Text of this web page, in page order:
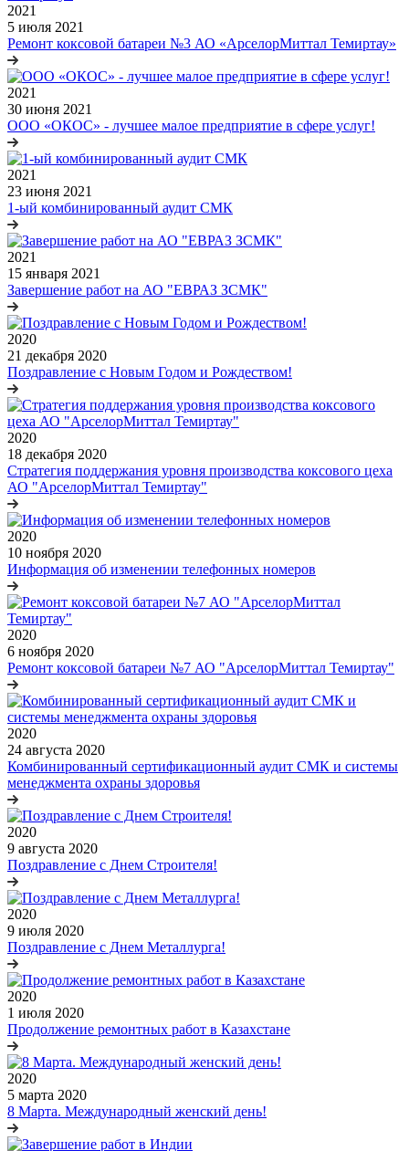
2021
5 июля 2021
Ремонт коксовой батареи №3 АО «АрселорМиттал Темиртау»
2021
30 июня 2021
ООО «ОКОС» - лучшее малое предприятие в сфере услуг!
2021
23 июня 2021
1-ый комбинированный аудит СМК
2021
15 января 2021
Завершение работ на АО "ЕВРАЗ ЗСМК"
2020
21 декабря 2020
Поздравление с Новым Годом и Рождеством!
2020
18 декабря 2020
Стратегия поддержания уровня производства коксового цеха
АО "АрселорМиттал Темиртау"
2020
10 ноября 2020
Информация об изменении телефонных номеров
2020
6 ноября 2020
Ремонт коксовой батареи №7 АО "АрселорМиттал Темиртау"
2020
24 августа 2020
Комбинированный сертификационный аудит СМК и системы
менеджмента охраны здоровья
2020
9 августа 2020
Поздравление с Днем Строителя!
2020
9 июля 2020
Поздравление с Днем Металлурга!
2020
1 июля 2020
Продолжение ремонтных работ в Казахстане
2020
5 марта 2020
8 Марта. Международный женский день!